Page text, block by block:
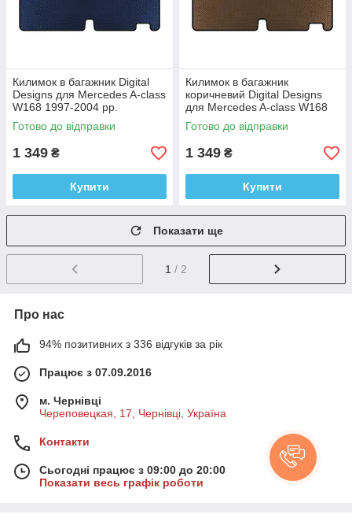
Килимок в багажник Digital
Designs для Mercedes A-сlass
W168 1997-2004 рр.
Етилвінілацетат
Готово до відправки
1 349 ₴
Купити
Килимок в багажник
коричневий Digital Designs
для Mercedes A-сlass W168
1997-2004 гг.
Этилвинилацетат
Готово до відправки
1 349 ₴
Купити
Показати ще
1 / 2
Про нас
94% позитивних з 336 відгуків за рік
Працює з 07.09.2016
м. Чернівці
Череповецкая, 17, Чернівці, Україна
Контакти
Сьогодні працює з 09:00 до 20:00
Показати весь графік роботи